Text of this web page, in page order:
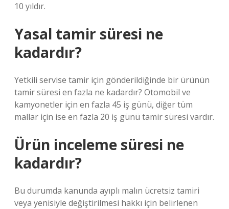
10 yıldır.
Yasal tamir süresi ne
kadardır?
Yetkili servise tamir için gönderildiğinde bir ürünün
tamir süresi en fazla ne kadardır? Otomobil ve
kamyonetler için en fazla 45 iş günü, diğer tüm
mallar için ise en fazla 20 iş günü tamir süresi vardır.
Ürün inceleme süresi ne
kadardır?
Bu durumda kanunda ayıplı malın ücretsiz tamiri
veya yenisiyle değiştirilmesi hakkı için belirlenen